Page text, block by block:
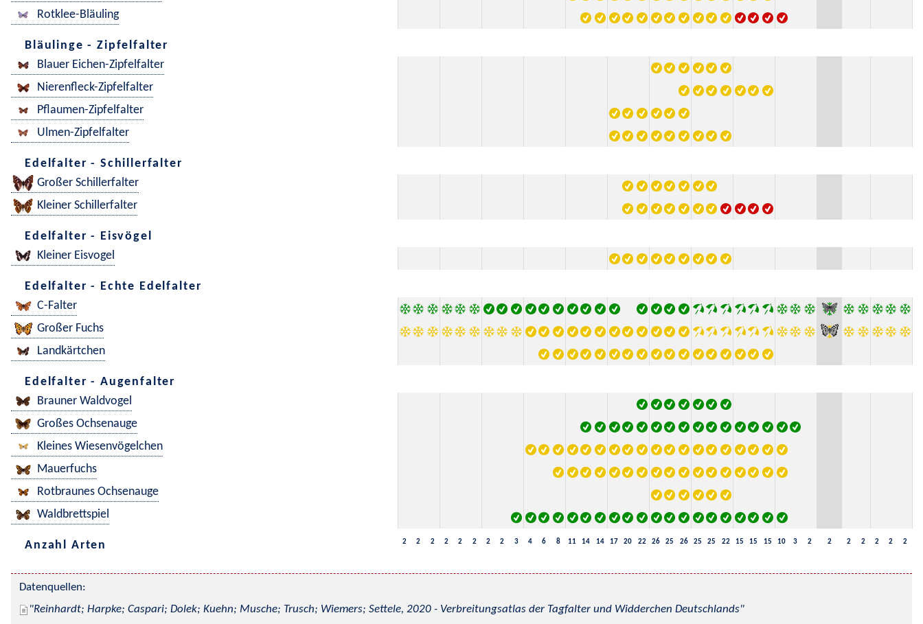
Rotklee-Bläuling
Bläulinge - Zipfelfalter
Blauer Eichen-Zipfelfalter
Nierenfleck-Zipfelfalter
Pflaumen-Zipfelfalter
Ulmen-Zipfelfalter
Edelfalter - Schillerfalter
Großer Schillerfalter
Kleiner Schillerfalter
Edelfalter - Eisvögel
Kleiner Eisvogel
Edelfalter - Echte Edelfalter
C-Falter
Großer Fuchs
Landkärtchen
Edelfalter - Augenfalter
Brauner Waldvogel
Großes Ochsenauge
Kleines Wiesenvögelchen
Mauerfuchs
Rotbraunes Ochsenauge
Waldbrettspiel
Anzahl Arten 2 2 2 2 2 2 2 2 3 4 6 8 11 14 14 17 20 22 26 25 26 25 25 22 15 15 15 10 3 2 2 2 2 2 2 2
Datenquellen:
Reinhardt; Harpke; Caspari; Dolek; Kuehn; Musche; Trusch; Wiemers; Settele, 2020 - Verbreitungsatlas der Tagfalter und Widderchen Deutschlands